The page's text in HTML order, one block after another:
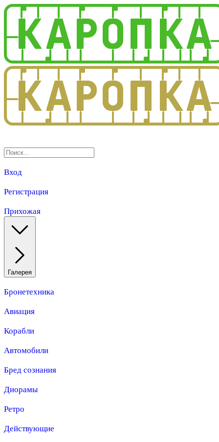
Вход
Регистрация
Прихожая
Галерея
Бронетехника
Авиация
Корабли
Автомобили
Бред сознания
Диорамы
Ретро
Действующие